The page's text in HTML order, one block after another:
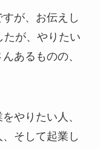
が、お伝えし
たが、やりたい
あるものの、
やりたい人、
そして起業し